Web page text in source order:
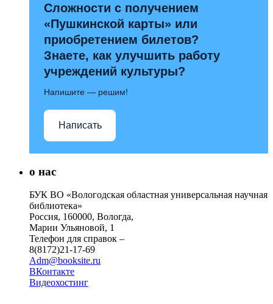
Сложности с получением
«Пушкинской карты» или
приобретением билетов?
Знаете, как улучшить работу
учреждений культуры?
Напишите — решим!
Написать
о нас
БУК ВО «Вологодская областная универсальная научная
библиотека»
Россия, 160000, Вологда,
Марии Ульяновой, 1
Телефон для справок –
8(8172)21-17-69
Adm@booksite.ru
ВКонтакте
Видеохостинг